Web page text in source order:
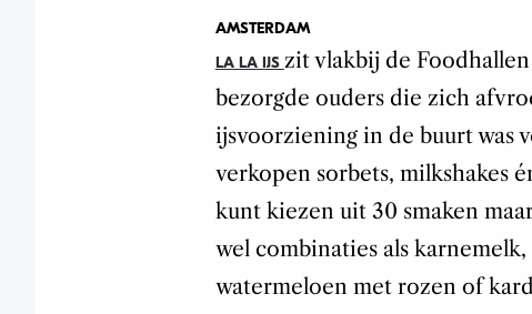
AMSTERDAM
LA LA IJS zit vlakbij de
bezorgde ouders die zich
ijsvoorziening in de buurt was
verkopen sorbets, milkshakes
kunt kiezen uit 30 smaken
wel combinaties als
watermeloen met rozen of